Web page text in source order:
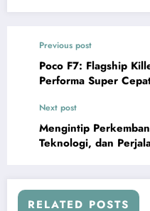
Previous post
Poco F7: Flagship
Performa Super
Next post
Mengintip
Teknologi, dan
RELATED POSTS